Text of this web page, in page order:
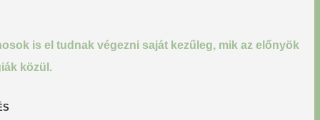
is el tudnak végezni saját kezűleg, mik az előnyök
közül.